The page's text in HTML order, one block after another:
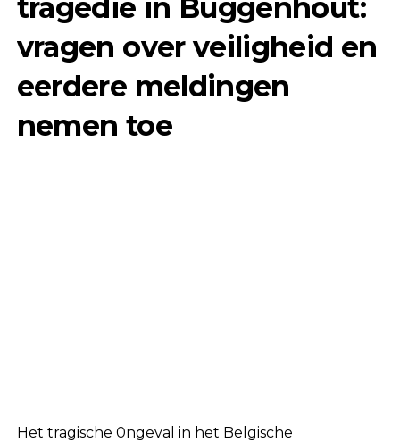
tragedie in Buggenhout:
vragen over veiligheid en
eerdere meldingen
nemen toe
Het tragische 0ngeval in het Belgische